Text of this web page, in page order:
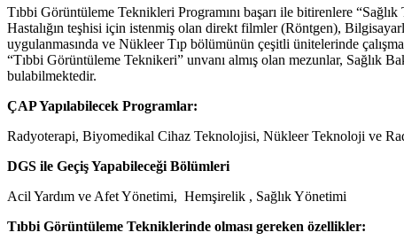
Tıbbi Görüntüleme Teknikleri Programını başarı ile bitirenlere
Hastalığın teşhisi için istenmiş olan direkt filmler (Röntgen),
uygulanmasında ve Nükleer Tıp bölümünün çeşitli ünitelerinde
“Tıbbi Görüntüleme Teknikeri” unvanı almış olan mezunlar, Sağlık
bulabilmektedir.
ÇAP Yapılabilecek Programlar:
Radyoterapi, Biyomedikal Cihaz Teknolojisi, Nükleer Teknoloji ve
DGS ile Geçiş Yapabileceği Bölümleri
Acil Yardım ve Afet Yönetimi, Hemşirelik , Sağlık Yönetimi
Tıbbi Görüntüleme Tekniklerinde olması gereken özellikler: